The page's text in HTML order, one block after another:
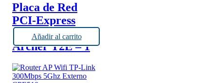
Placa de Red
PCI-Express
WiFi AC600 –
Archer T2E – 1
Añadir al carrito